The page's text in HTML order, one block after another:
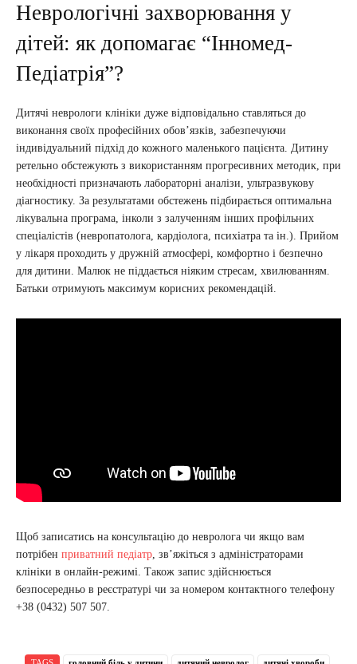
Неврологічні захворювання у
дітей: як допомагає “Інномед-
Педіатрія”?
Дитячі неврологи клініки дуже відповідально ставляться до
виконання своїх професійних обов’язків, забезпечуючи
індивідуальний підхід до кожного маленького пацієнта. Дитину
ретельно обстежують з використанням прогресивних методик, при
необхідності призначають лабораторні аналізи, ультразвукову
діагностику. За результатами обстежень підбирається оптимальна
лікувальна програма, інколи з залученням інших профільних
спеціалістів (невропатолога, кардіолога, психіатра та ін.). Прийом
у лікаря проходить у дружній атмосфері, комфортно і безпечно
для дитини. Малюк не піддається ніяким стресам, хвилюванням.
Батьки отримують максимум корисних рекомендацій.
Щоб записатись на консультацію до невролога чи якщо вам
потрібен приватний педіатр , зв’яжіться з адміністраторами
клініки в онлайн-режимі. Також запис здійснюється
безпосередньо в реєстратурі чи за номером контактного телефону
+38 (0432) 507 507.